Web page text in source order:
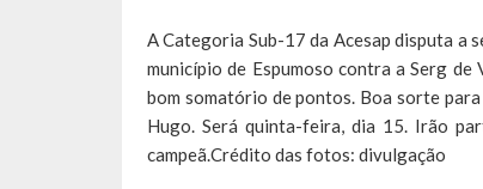
A Categoria Sub-17 da Acesap disputa a
município de Espumoso contra a Serg
bom somatório de pontos. Boa sorte
Hugo. Será quinta-feira, dia 15. Irão
campeã.Crédito das fotos: divulgação